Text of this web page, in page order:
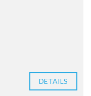
DETAILS